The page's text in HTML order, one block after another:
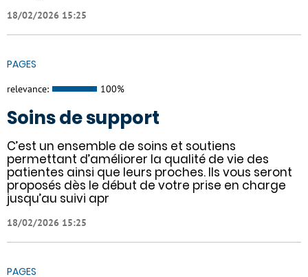
18/02/2026 15:25
PAGES
relevance: 100%
Soins de support
C’est un ensemble de soins et soutiens
permettant d’améliorer la qualité de vie des
patientes ainsi que leurs proches. Ils vous seront
proposés dès le début de votre prise en charge
jusqu’au suivi apr
18/02/2026 15:25
PAGES